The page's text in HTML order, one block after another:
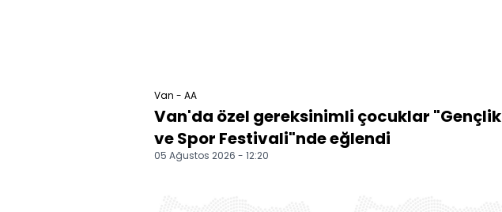
Van - AA
Van'da özel gereksinimli çocuklar "Gençlik
ve Spor Festivali"nde eğlendi
05 Ağustos 2026 - 12:20